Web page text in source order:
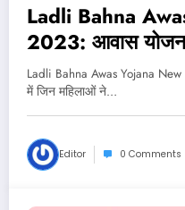
Ladli Bahna
2023: आवास
करें इस नई लिस्ट में
Ladli Bahna Awas Yojana
में जिन महिलाओं ने…
Editor 0 Comments